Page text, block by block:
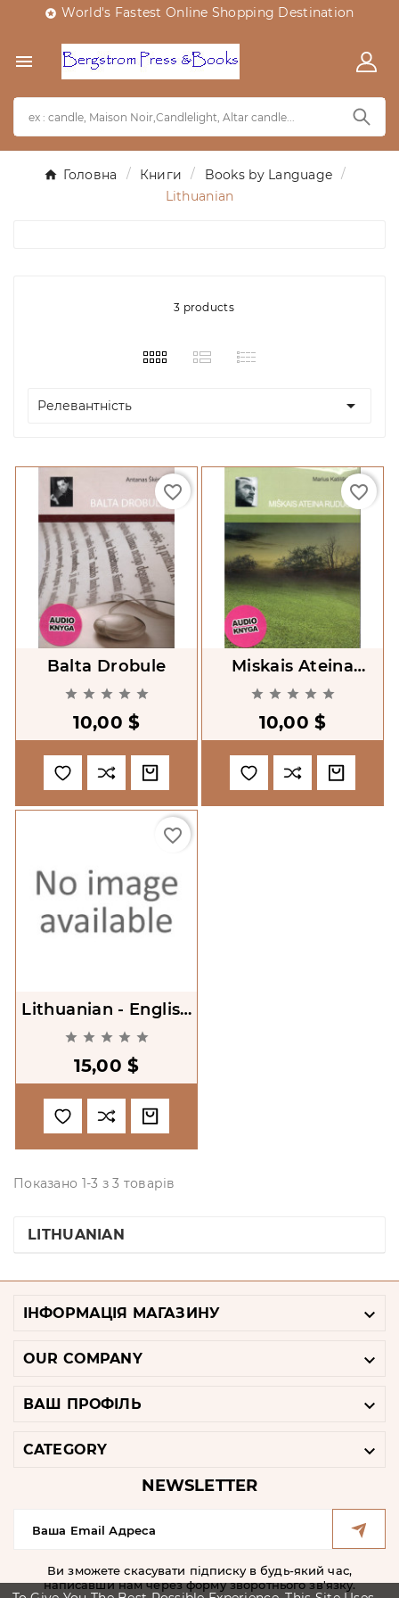
 World's Fastest Online Shopping Destination

Головна Книги
Books by Language
Lithuanian
3 products
Релевантність 
Balta Drobule
    
10,00 $
favorite_border
Miskais Ateina
Ruduo
    
10,00 $
favorite_border
Lithuanian - English
Phrasebook
    
15,00 $
favorite_border
Показано 1-3 з 3 товарів
LITHUANIAN
ІНФОРМАЦІЯ МАГАЗИНУ 
OUR COMPANY 
ВАШ ПРОФІЛЬ 
CATEGORY 
NEWSLETTER
Ви зможете скасувати підписку в будь-який час,
написавши нам через форму зворотнього зв'язку.